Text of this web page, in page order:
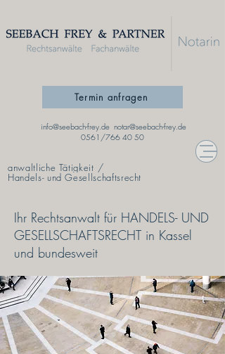
Termin anfragen
info@seebach-frey.de notar@seebach-frey.de
0561/766 40 50
anwaltliche Tätigkeit /
Handels- und Gesellschaftsrecht
Ihr Rechtsanwalt für HANDELS- UND
GESELLSCHAFTSRECHT in Kassel
und bundesweit